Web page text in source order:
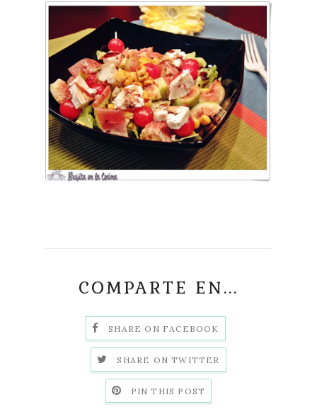
COMPARTE EN...
SHARE ON FACEBOOK
SHARE ON TWITTER
PIN THIS POST